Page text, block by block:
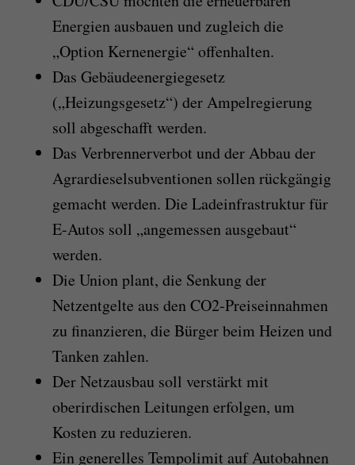
Energien ausbauen und zugleich die
„Option Kernenergie“ offenhalten.
Das Gebäudeenergiegesetz
(„Heizungsgesetz“) der Ampelregierung
soll abgeschafft werden.
Das Verbrennerverbot und der Abbau der
Agrardieselsubventionen sollen rückgängig
gemacht werden. Die Ladeinfrastruktur für
E-Autos soll „angemessen ausgebaut“
werden.
Die Union plant, die Senkung der
Netzentgelte aus den CO2-Preiseinnahmen
zu finanzieren, die Bürger beim Heizen und
Tanken zahlen.
Der Netzausbau soll verstärkt mit
oberirdischen Leitungen erfolgen, um
Kosten zu reduzieren.
Ein generelles Tempolimit auf Autobahnen